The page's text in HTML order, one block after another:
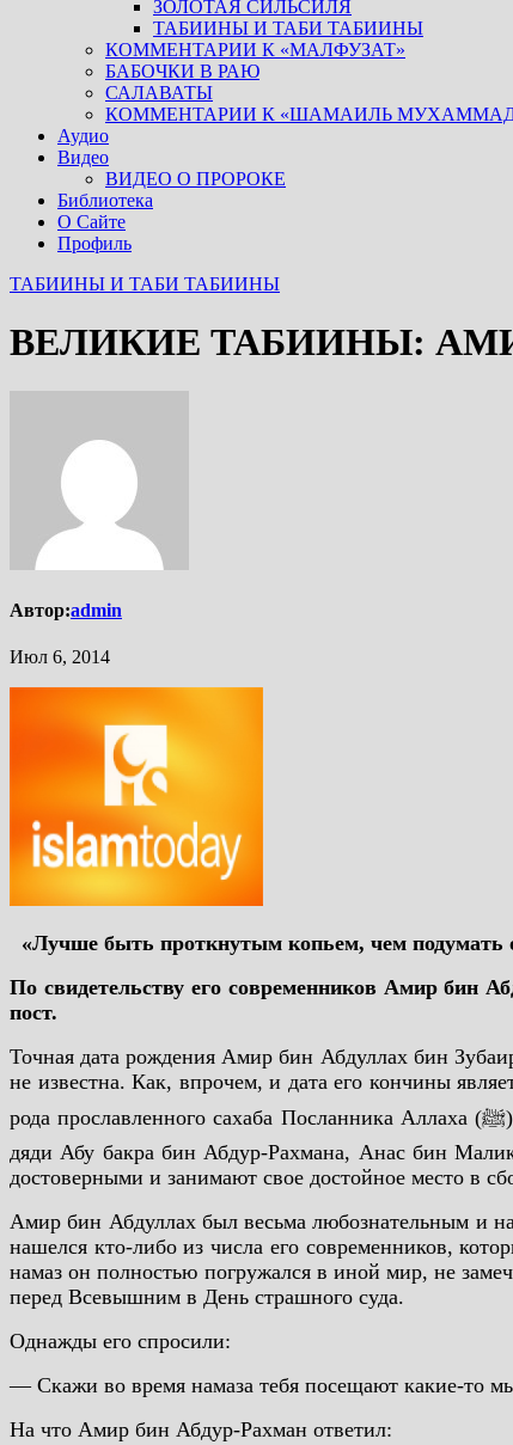
ЗОЛОТАЯ СИЛЬСИЛЯ
ТАБИИНЫ И ТАБИ ТАБИИНЫ
КОММЕНТАРИИ К «МАЛФУЗАТ»
БАБОЧКИ В РАЮ
САЛАВАТЫ
КОММЕНТАРИИ К «ШАМАИЛЬ
Аудио
Видео
ВИДЕО О ПРОРОКЕ
Библиотека
О Сайте
Профиль
ТАБИИНЫ И ТАБИ ТАБИИНЫ
ВЕЛИКИЕ ТАБИИНЫ:
Автор:admin
Июл 6, 2014
«Лучше быть проткнутым копьем, чем подумать
По свидетельству его современников Амир бин
пост.
Точная дата рождения Амир бин Абдуллах бин
не известна. Как, впрочем, и дата его кончины
рода прославленного сахаба Посланника Аллаха (ﷺ) Зубайр бин Аввама (да будет доволен им Аллаh). Амир бин Абдуллах передал немало хадисов от своего отца, от
дяди Абу бакра бин Абдур-Рахмана, Анас бин
достоверными и занимают свое достойное место в
Амир бин Абдуллах был весьма любознательным и
нашелся кто-либо из числа его современников,
намаз он полностью погружался в иной мир, не
перед Всевышним в День страшного суда.
Однажды его спросили:
— Скажи во время намаза тебя посещают какие-то
На что Амир бин Абдур-Рахман ответил: